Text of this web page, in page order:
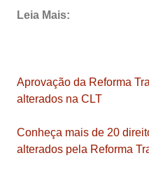
Leia Mais:
Aprovação da Reforma
alterados na CLT
Conheça mais de 20
alterados pela Reforma